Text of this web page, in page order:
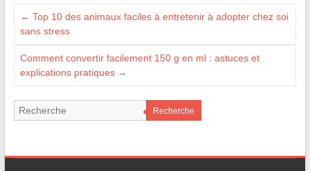
← Top 10 des animaux faciles à entretenir à adopter chez soi
sans stress
Comment convertir facilement 150 g en ml : astuces et
explications pratiques →
Recherche